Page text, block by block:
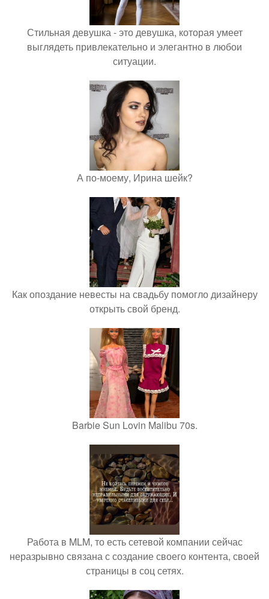
Стильная девушка - это девушка, которая умеет
выглядеть привлекательно и элегантно в любои
ситуации.
А по-моему, Ирина шейк?
Как опоздание невесты на свадьбу помогло дизайнеру
открыть свой бренд.
Barbie Sun Lovin Malibu 70s.
Работа в MLM, то есть сетевой компании сейчас
неразрывно связана с создание своего контента, своей
страницы в соц сетях.